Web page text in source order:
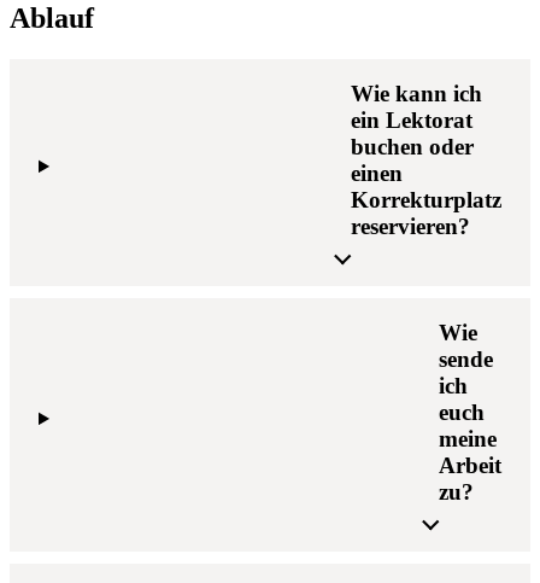
Ablauf
Wie kann ich
ein Lektorat
buchen oder
einen
Korrekturplatz
reservieren?
Wie
sende
ich
euch
meine
Arbeit
zu?